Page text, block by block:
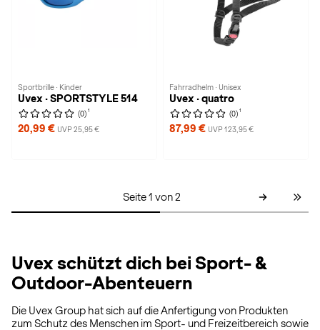
Sportbrille · Kinder
Uvex · SPORTSTYLE 514
(0) 1
20,99 € UVP 25,95 €
Fahrradhelm · Unisex
Uvex · quatro
(0) 1
87,99 € UVP 123,95 €
Seite 1 von 2
Uvex schützt dich bei Sport- &
Outdoor-Abenteuern
Die Uvex Group hat sich auf die Anfertigung von Produkten
zum Schutz des Menschen im Sport- und Freizeitbereich sowie